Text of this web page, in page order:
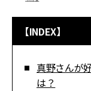
【INDEX】
真野さんが
は？